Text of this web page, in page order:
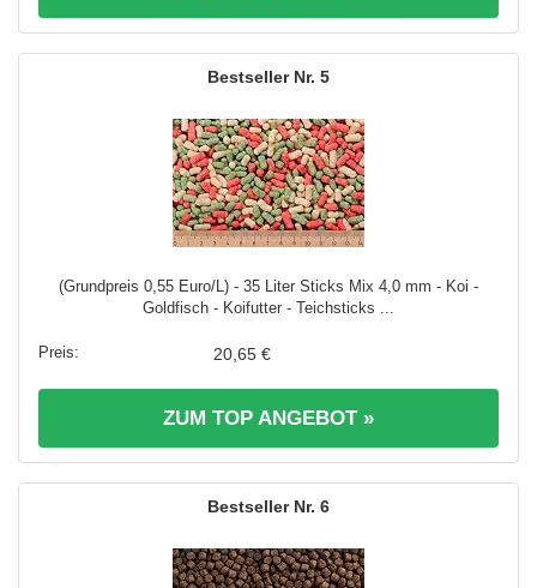
5
(Grundpreis 0,55 Euro/L) - 35 Liter Sticks Mix 4,0 mm - Koi -
Goldfisch - Koifutter - Teichsticks ...
20,65 €
ZUM TOP ANGEBOT »
6